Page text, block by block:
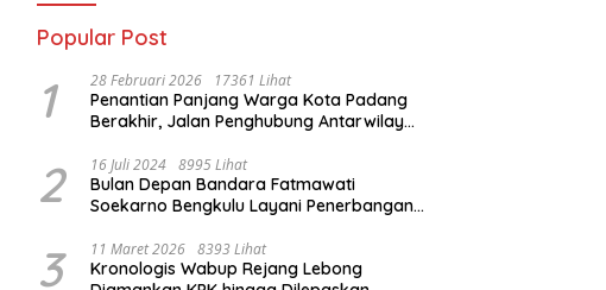
Popular Post
1 28 Februari 2026 17361 Lihat
Penantian Panjang Warga Kota Padang
Berakhir, Jalan Penghubung Antarwilayah
2 16 Juli 2024 8995 Lihat
Bulan Depan Bandara Fatmawati
Soekarno Bengkulu Layani Penerbangan
3 11 Maret 2026 8393 Lihat
Kronologis Wabup Rejang Lebong